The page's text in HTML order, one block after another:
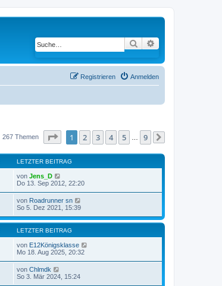
Suche
Anmelden
Registrieren
267 Themen Seite von9
1 2 3 4 5 9
LETZTER BEITRAG
von Jens_D
Do 13. Sep 2012, 22:20
von Roadrunner sn
So 5. Dez 2021, 15:39
LETZTER BEITRAG
von E12Königsklasse
Mo 18. Aug 2025, 20:32
von Chlmdk
So 3. Mär 2024, 15:24